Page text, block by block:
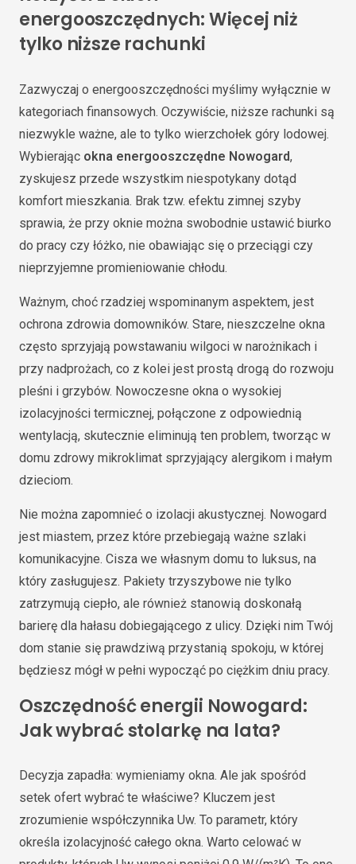
energooszczędnych: Więcej niż
tylko niższe rachunki
Zazwyczaj o energooszczędności myślimy wyłącznie w
kategoriach finansowych. Oczywiście, niższe rachunki są
niezwykle ważne, ale to tylko wierzchołek góry lodowej.
Wybierając okna energooszczędne Nowogard,
zyskujesz przede wszystkim niespotykany dotąd
komfort mieszkania. Brak tzw. efektu zimnej szyby
sprawia, że przy oknie można swobodnie ustawić biurko
do pracy czy łóżko, nie obawiając się o przeciągi czy
nieprzyjemne promieniowanie chłodu.
Ważnym, choć rzadziej wspominanym aspektem, jest
ochrona zdrowia domowników. Stare, nieszczelne okna
często sprzyjają powstawaniu wilgoci w narożnikach i
przy nadprożach, co z kolei jest prostą drogą do rozwoju
pleśni i grzybów. Nowoczesne okna o wysokiej
izolacyjności termicznej, połączone z odpowiednią
wentylacją, skutecznie eliminują ten problem, tworząc w
domu zdrowy mikroklimat sprzyjający alergikom i małym
dzieciom.
Nie można zapomnieć o izolacji akustycznej. Nowogard
jest miastem, przez które przebiegają ważne szlaki
komunikacyjne. Cisza we własnym domu to luksus, na
który zasługujesz. Pakiety trzyszybowe nie tylko
zatrzymują ciepło, ale również stanowią doskonałą
barierę dla hałasu dobiegającego z ulicy. Dzięki nim Twój
dom stanie się prawdziwą przystanią spokoju, w której
będziesz mógł w pełni wypocząć po ciężkim dniu pracy.
Oszczędność energii Nowogard:
Jak wybrać stolarkę na lata?
Decyzja zapadła: wymieniamy okna. Ale jak spośród
setek ofert wybrać te właściwe? Kluczem jest
zrozumienie współczynnika Uw. To parametr, który
określa izolacyjność całego okna. Warto celować w